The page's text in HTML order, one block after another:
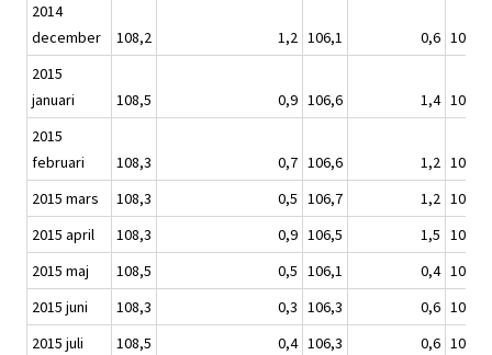
2014
december
108,2 1,2 106,1 0,6 108,1
2015
januari
108,5 0,9 106,6 1,4 108,1
2015
februari
108,3 0,7 106,6 1,2 107,8
2015 mars
108,3 0,5 106,7 1,2 107,9
2015 april
108,3 0,9 106,5 1,5 107,5
2015 maj
108,5 0,5 106,1 0,4 108,2
2015 juni
108,3 0,3 106,3 0,6 107,7
2015 juli
108,5 0,4 106,3 0,6 108,1